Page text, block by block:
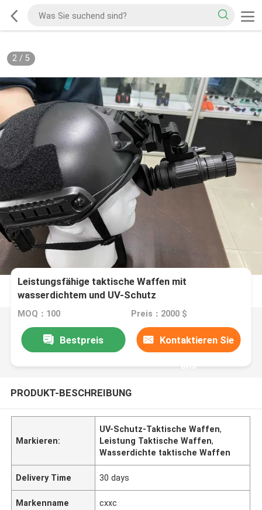
2/ 5
Leistungsfähige taktische Waffen mit
wasserdichtem und UV-Schutz
MOQ：100 Preis：2000 $
Bestpreis Kontaktieren Sie
uns
PRODUKT-BESCHREIBUNG
Markieren:
UV-Schutz-Taktische Waffen,
Leistung Taktische Waffen,
Wasserdichte taktische Waffen
Delivery Time 30 days
Markenname cxxc